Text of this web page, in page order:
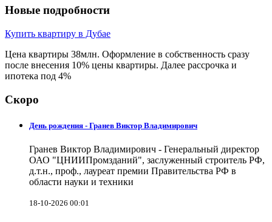
Новые подробности
Купить квартиру в Дубае
Цена квартиры 38млн. Оформление в собственность сразу
после внесения 10% цены квартиры. Далее рассрочка и
ипотека под 4%
Скоро
День рождения - Гранев Виктор Владимирович
Гранев Виктор Владимирович - Генеральный директор
ОАО "ЦНИИПромзданий", заслуженный строитель РФ,
д.т.н., проф., лауреат премии Правительства РФ в
области науки и техники
18-10-2026 00:01